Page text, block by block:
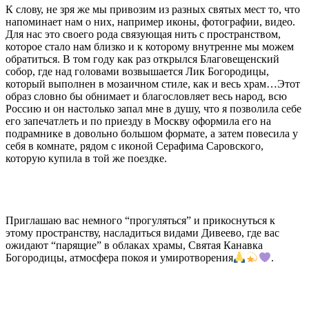
К слову, не зря же мы привозим из разных святых мест то, что
напоминает нам о них, например иконы, фотографии, видео.
Для нас это своего рода связующая нить с пространством,
которое стало нам близко и к которому внутренне мы можем
обратиться. В том году как раз открылся Благовещенский
собор, где над головами возвышается Лик Богородицы,
который выполнен в мозаичном стиле, как и весь храм…Этот
образ словно бы обнимает и благословляет весь народ, всю
Россию и он настолько запал мне в душу, что я позволила себе
его запечатлеть и по приезду в Москву оформила его на
подрамнике в довольно большом формате, а затем повесила у
себя в комнате, рядом с иконой Серафима Саровского,
которую купила в той же поездке.
Приглашаю вас немного “прогуляться” и прикоснуться к
этому пространству, насладиться видами Дивеево, где вас
ожидают “парящие” в облаках храмы, Святая Канавка
Богородицы, атмосфера покоя и умиротворения
.